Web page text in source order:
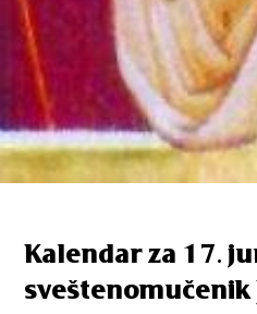
Kalendar za 17.
sveštenomučenik